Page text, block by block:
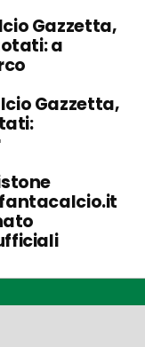
Gazzetta,
a
Gazzetta,